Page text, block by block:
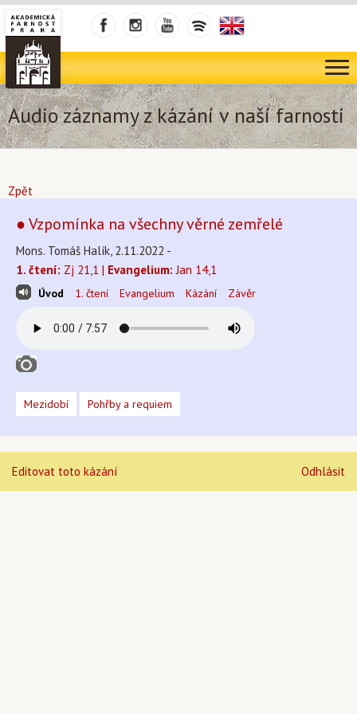
Audio záznamy z kázání v naší farnosti
Zpět
● Vzpomínka na všechny věrné zemřelé
Mons. Tomáš Halík, 2.11.2022 -
1. čtení: Zj 21,1 | Evangelium: Jan 14,1
Úvod 1. čtení Evangelium Kázání Závěr
Mezidobí Pohřby a requiem
Editovat toto kázání Odhlásit